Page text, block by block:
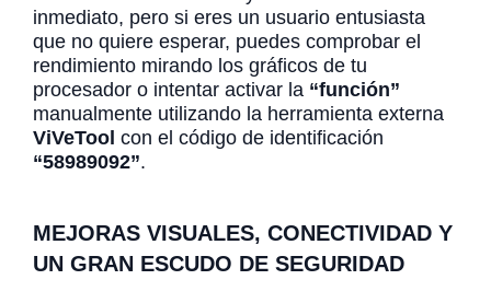
inmediato, pero si eres un usuario entusiasta
que no quiere esperar, puedes comprobar el
rendimiento mirando los gráficos de tu
procesador o intentar activar la “función”
manualmente utilizando la herramienta externa
ViVeTool con el código de identificación
“58989092”.
MEJORAS VISUALES, CONECTIVIDAD Y
UN GRAN ESCUDO DE SEGURIDAD